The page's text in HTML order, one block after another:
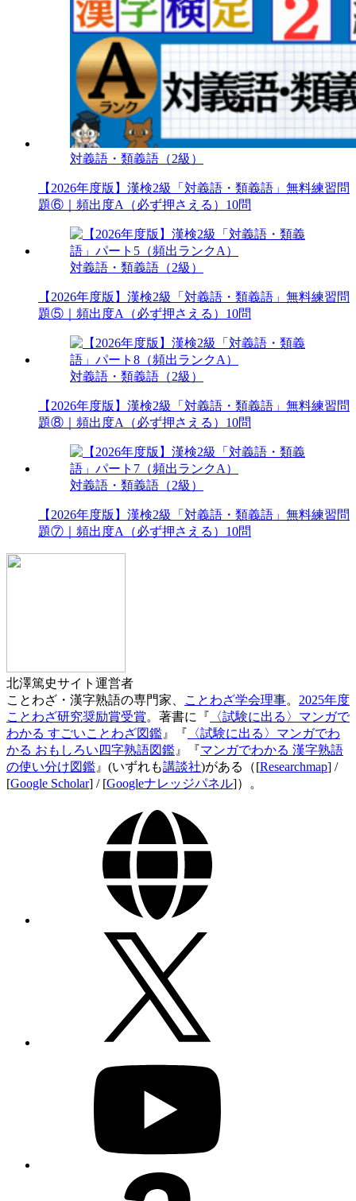
対義語・類義語（2級）
【2026年度版】漢検2級「対義語・類義語」無料練習問
題⑥｜頻出度A（必ず押さえる）10問
対義語・類義語（2級）
【2026年度版】漢検2級「対義語・類義語」無料練習問
題⑤｜頻出度A（必ず押さえる）10問
対義語・類義語（2級）
【2026年度版】漢検2級「対義語・類義語」無料練習問
題⑧｜頻出度A（必ず押さえる）10問
対義語・類義語（2級）
【2026年度版】漢検2級「対義語・類義語」無料練習問
題⑦｜頻出度A（必ず押さえる）10問
北澤篤史サイト運営者
ことわざ・漢字熟語の専門家、
ことわざ学会理事。 2025年度
ことわざ研究奨励賞受賞。著書に『 〈試験に出る〉マンガで
わかる すごいことわざ図鑑 』『 〈試験に出る〉マンガでわ
かる おもしろい四字熟語図鑑 』『マンガでわかる 漢字熟語
の使い分け図鑑 』(いずれも講談社)がある（[Researchmap] /
[Google Scholar] / [Googleナレッジパネル]）。